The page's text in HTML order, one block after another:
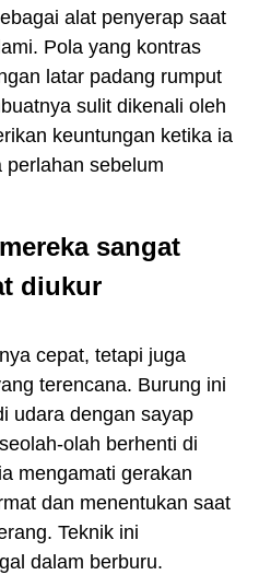
alat penyerap saat
Pola yang kontras
latar padang rumput
sulit dikenali oleh
keuntungan ketika ia
perlahan sebelum
sangat
diukur
cepat, tetapi juga
terencana. Burung ini
udara dengan sayap
olah berhenti di
mengamati gerakan
dan menentukan saat
Teknik ini
dalam berburu.